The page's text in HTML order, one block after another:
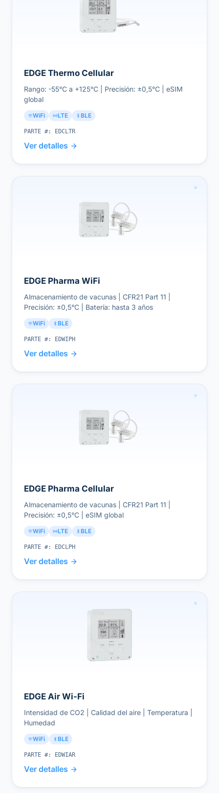
EDGE Thermo Cellular
Rango: -55°C a +125°C | Precisión: ±0,5°C | eSIM
global
WiFi LTE BLE
PARTE #: EDCLTR
Ver detalles
EDGE Pharma WiFi
Almacenamiento de vacunas | CFR21 Part 11 |
Precisión: ±0,5°C | Batería: hasta 3 años
WiFi BLE
PARTE #: EDWIPH
Ver detalles
EDGE Pharma Cellular
Almacenamiento de vacunas | CFR21 Part 11 |
Precisión: ±0,5°C | eSIM global
WiFi LTE BLE
PARTE #: EDCLPH
Ver detalles
EDGE Air Wi-Fi
Intensidad de CO2 | Calidad del aire | Temperatura |
Humedad
WiFi BLE
PARTE #: EDWIAR
Ver detalles